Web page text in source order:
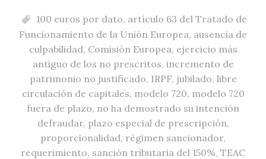
100 euros por dato, artículo 63 del Tratado de
Funcionamiento de la Unión Europea, ausencia de
culpabilidad, Comisión Europea, ejercicio más
antiguo de los no prescritos, incremento de
patrimonio no justificado, IRPF, jubilado, libre
circulación de capitales, modelo 720, modelo 720
fuera de plazo, no ha demostrado su intención
defraudar, plazo especial de prescripción,
proporcionalidad, régimen sancionador,
requerimiento, sanción tributaria del 150%, TEAC